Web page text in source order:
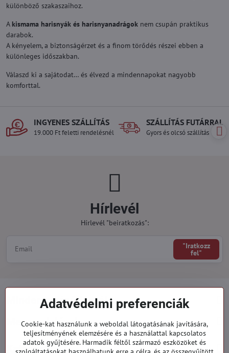
különböző szakaszaihoz.
A kismama harisnyák és harisnyanadrágok nem csupán praktikus
darabok.
A kényelem, a biztonságérzet és a finom törődés részei ebben a
különleges időszakban.
Válaszd ki a sajátodat… és élvezd a mindennapokat nagyobb
komforttal.
INGYENES SZÁLLÍTÁS
19.000 Ft feletti rendelésnél
SZÁLLÍTÁS FUTÁRRAL
Gyors és olcsó szállítás
Hírlevél
Hírlevél "beiratkozás":
"Iratkozz
fel"
Minden a vásárlásról
Megrendelések
Kategóriák
Adatvédelmi preferenciák
Cookie-kat használunk a weboldal látogatásának javítására,
teljesítményének elemzésére és a használattal kapcsolatos
adatok gyűjtésére. Harmadik féltől származó eszközöket és